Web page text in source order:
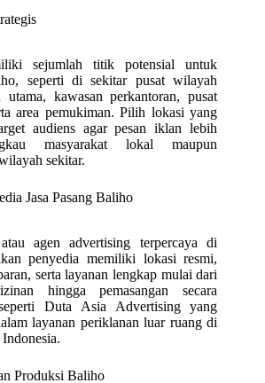
sejumlah titik potensial untuk
seperti di sekitar pusat wilayah
utama, kawasan perkantoran, pusat
area pemukiman. Pilih lokasi yang
audiens agar pesan iklan lebih
masyarakat lokal maupun
sekitar.
Jasa Pasang Baliho
agen advertising terpercaya di
penyedia memiliki lokasi resmi,
serta layanan lengkap mulai dari
hingga pemasangan secara
Duta Asia Advertising yang
layanan periklanan luar ruang di
Produksi Baliho